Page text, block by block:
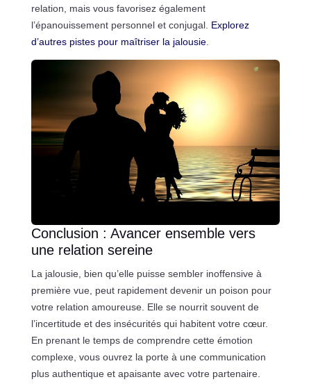
relation, mais vous favorisez également
l’épanouissement personnel et conjugal. Explorez
d’autres pistes pour maîtriser la jalousie.
Conclusion : Avancer ensemble vers
une relation sereine
La jalousie, bien qu’elle puisse sembler inoffensive à
première vue, peut rapidement devenir un poison pour
votre relation amoureuse. Elle se nourrit souvent de
l’incertitude et des insécurités qui habitent votre cœur.
En prenant le temps de comprendre cette émotion
complexe, vous ouvrez la porte à une communication
plus authentique et apaisante avec votre partenaire.